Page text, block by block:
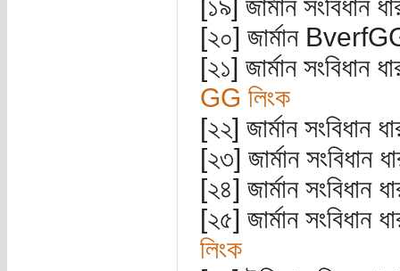
[১৯] জার্মান সংবিধান
[২০] জার্মান
[২১] জার্মান সংবিধান
GG লিংক
[২২] জার্মান সংবিধান
[২৩] জার্মান সংবিধান
[২৪] জার্মান সংবিধান
[২৫] জার্মান সংবিধান
লিংক